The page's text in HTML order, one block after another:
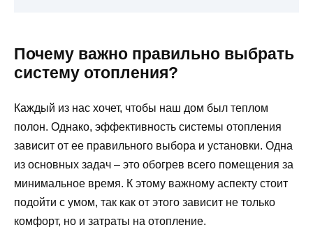
Почему важно правильно выбрать
систему отопления?
Каждый из нас хочет, чтобы наш дом был теплом
полон. Однако, эффективность системы отопления
зависит от ее правильного выбора и установки. Одна
из основных задач – это обогрев всего помещения за
минимальное время. К этому важному аспекту стоит
подойти с умом, так как от этого зависит не только
комфорт, но и затраты на отопление.